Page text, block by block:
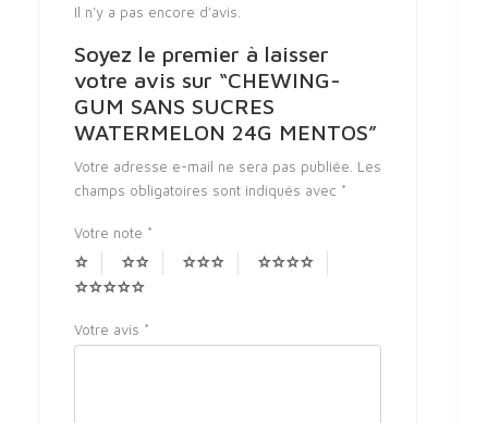
Il n’y a pas encore d’avis.
Soyez le premier à laisser
votre avis sur “CHEWING-
GUM SANS SUCRES
WATERMELON 24G MENTOS”
Votre adresse e-mail ne sera pas publiée. Les
champs obligatoires sont indiqués avec *
Votre note *
Votre avis *